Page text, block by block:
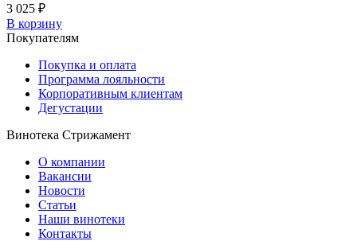
3 025 ₽
В корзину
Покупателям
Покупка и оплата
Программа лояльности
Корпоративным клиентам
Дегустации
Винотека Стрижамент
О компании
Вакансии
Новости
Статьи
Наши винотеки
Контакты